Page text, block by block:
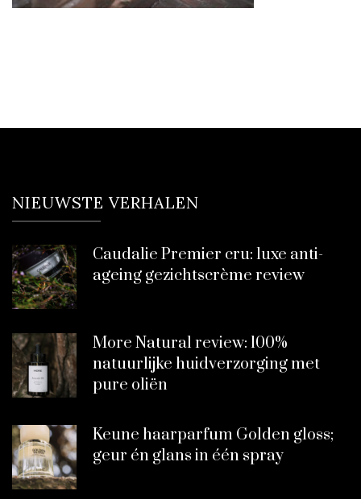
NIEUWSTE VERHALEN
Caudalie Premier cru: luxe anti-
ageing gezichtscrème review
More Natural review: 100%
natuurlijke huidverzorging met
pure oliën
Keune haarparfum Golden gloss;
geur én glans in één spray